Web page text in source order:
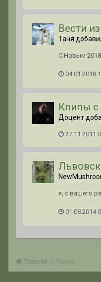
Вести
Таня
С Новым
04.01.2018
Клипы с
Доцент
27.11.2011
я, с вашего
01.08.2014
Главная Поиск